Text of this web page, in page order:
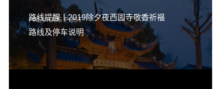
PREVIOUS POST
路线提醒丨2019除夕夜西园寺敬香祈福
路线及停车说明